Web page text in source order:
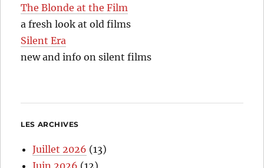
The Blonde at the Film
a fresh look at old films
Silent Era
new and info on silent films
LES ARCHIVES
Juillet 2026 (13)
Juin 2026 (12)